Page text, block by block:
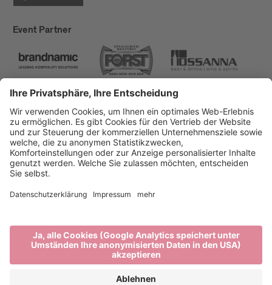
Event Partner
Brixen Tourismus
Privacy
Impressum
Förderungen
produced by